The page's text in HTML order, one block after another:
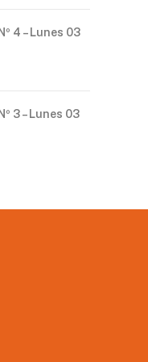
4 – Lunes 03
3 – Lunes 03